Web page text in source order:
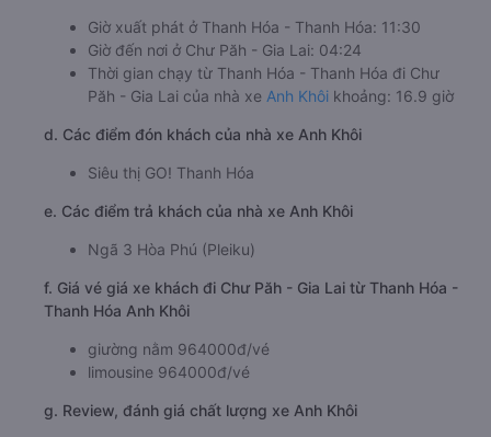
Giờ xuất phát ở Thanh Hóa - Thanh Hóa: 11:30
Giờ đến nơi ở Chư Păh - Gia Lai: 04:24
Thời gian chạy từ Thanh Hóa - Thanh Hóa đi Chư
Păh - Gia Lai của nhà xe Anh Khôi khoảng: 16.9 giờ
d. Các điểm đón khách của nhà xe Anh Khôi
Siêu thị GO! Thanh Hóa
e. Các điểm trả khách của nhà xe Anh Khôi
Ngã 3 Hòa Phú (Pleiku)
f. Giá vé giá xe khách đi Chư Păh - Gia Lai từ Thanh Hóa -
Thanh Hóa Anh Khôi
giường nằm 964000đ/vé
limousine 964000đ/vé
g. Review, đánh giá chất lượng xe Anh Khôi